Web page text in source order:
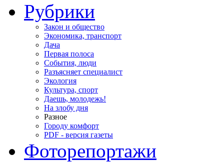
Рубрики
Закон и общество
Экономика, транспорт
Дача
Первая полоса
События, люди
Разъясняет специалист
Экология
Культура, спорт
Даешь, молодежь!
На злобу дня
Разное
Городу комфорт
PDF - версия газеты
Фоторепортажи